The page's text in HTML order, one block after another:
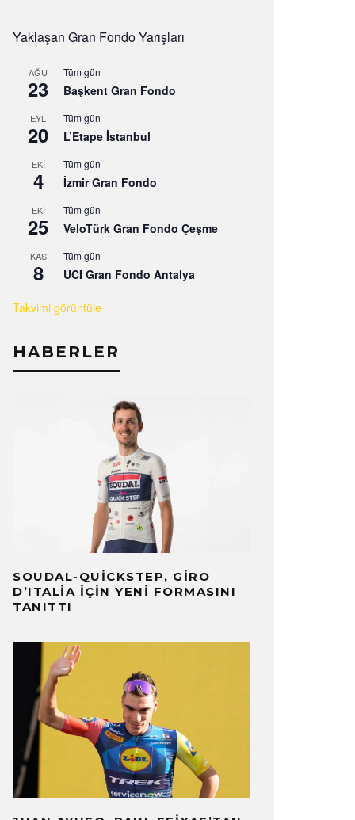
Yaklaşan Gran Fondo Yarışları
AĞU
23
Tüm gün
Başkent Gran Fondo
EYL
20
Tüm gün
L’Etape İstanbul
EKI
4
Tüm gün
İzmir Gran Fondo
EKI
25
Tüm gün
VeloTürk Gran Fondo Çeşme
KAS
8
Tüm gün
UCI Gran Fondo Antalya
Takvimi görüntüle
HABERLER
SOUDAL-QUICKSTEP, GIRO
D’ITALIA İÇIN YENI FORMASINI
TANITTI